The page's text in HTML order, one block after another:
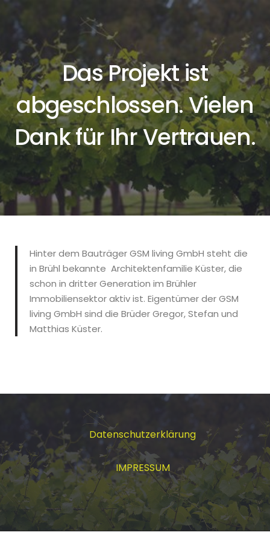
to
content
Das Projekt ist
abgeschlossen. Vielen
Dank für Ihr Vertrauen.
Hinter dem Bauträger GSM living GmbH steht die
in Brühl bekannte Architektenfamilie Küster, die
schon in dritter Generation im Brühler
Immobiliensektor aktiv ist. Eigentümer der GSM
living GmbH sind die Brüder Gregor, Stefan und
Matthias Küster.
Datenschutzerklärung
IMPRESSUM